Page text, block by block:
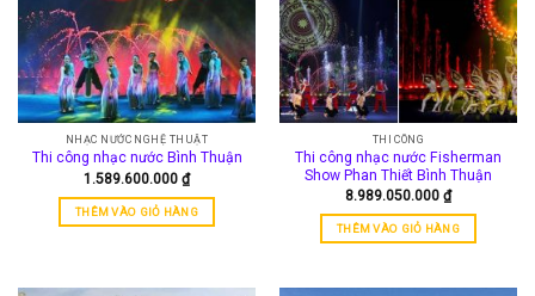
NHẠC NƯỚC NGHỆ THUẬT
Thi công nhạc nước Bình Thuận
1.589.600.000 ₫
THÊM VÀO GIỎ HÀNG
THI CÔNG
Thi công nhạc nước Fisherman
Show Phan Thiết Bình Thuận
8.989.050.000 ₫
THÊM VÀO GIỎ HÀNG